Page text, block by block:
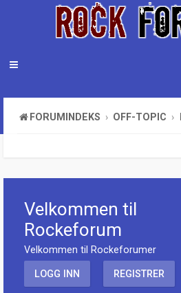
FORUMINDEKS OFF-TOPIC
Velkommen til
Rockeforum
Velkommen til Rockeforumer
LOGG INN REGISTRER